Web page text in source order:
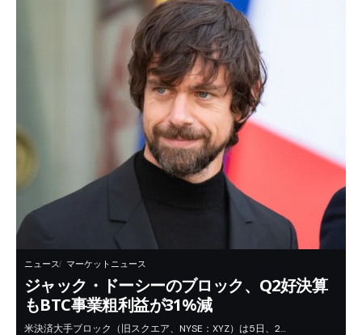
ニュース マーケットニュース
ジャック・ドーシーのブロック、Q2好決算
もBTC事業粗利益が31%減
米決済大手ブロック（旧スクエア、NYSE：XYZ）は5日、2…